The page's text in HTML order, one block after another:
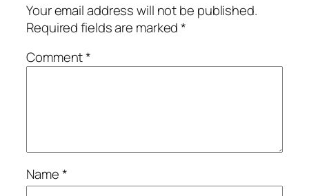
Your email address will not be published.
Required fields are marked*
Comment*
Name*